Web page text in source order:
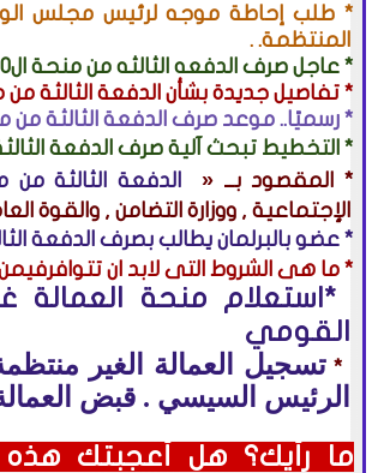
* طلب إحاطة موجه لرئيس مجلس
المنتظمة. .
*عاجل صرف الدفعه الثالثه من منحة ال٥٠٠ج للعماله غير المنتظمه
*تفاصيل جديدة بشأن الدفعة الثالثة
*رسميًا.. موعد صرف الدفعة الثالثة من
* التخطيط تبحث آلية صرف الدفعة
* المقصود بــ «
الدفعة الثالثة
الإجتماعية , ووزارة التضامن , والقوة
*عضو بالبرلمان يطالب بصرف الدفعة
* ما هى الشروط التى لابد ان
*
القومي
* تسجيل العمالة الغير
الرئيس السيسي . قبض
ما رأيك؟ هل أعجبتك